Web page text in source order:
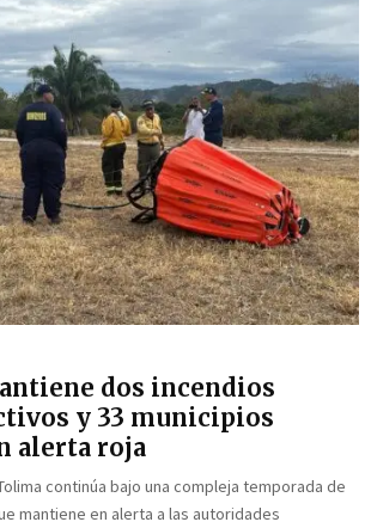
dos incendios
y 33 municipios
alerta roja
continúa bajo una compleja temporada de
mantiene en alerta a las autoridades